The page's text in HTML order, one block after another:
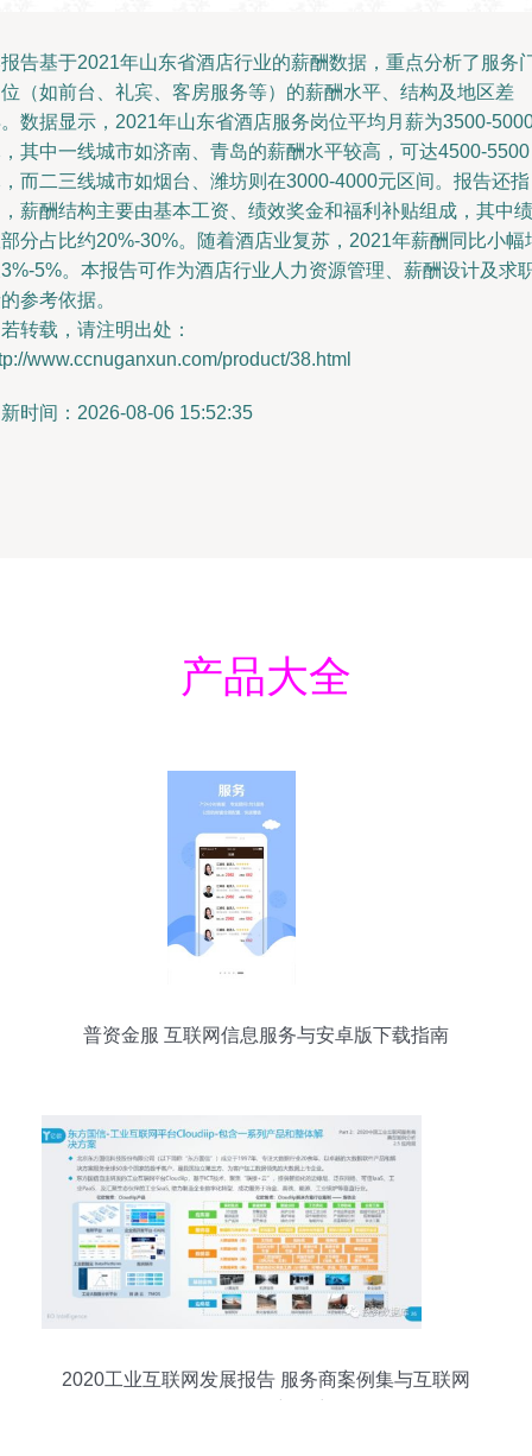
告基于2021年山东省酒店行业的薪酬数据，重点分析了服务
（如前台、礼宾、客房服务等）的薪酬水平、结构及地区差
数据显示，2021年山东省酒店服务岗位平均月薪为3500-
其中一线城市如济南、青岛的薪酬水平较高，可达4500-5500
而二三线城市如烟台、潍坊则在3000-4000元区间。报告还指
薪酬结构主要由基本工资、绩效奖金和福利补贴组成，其中绩
分占比约20%-30%。随着酒店业复苏，2021年薪酬同比小幅
5%。本报告可作为酒店行业人力资源管理、薪酬设计及求
参考依据。
转载，请注明出处：
www.ccnuganxun.com/product/38.html
时间：2026-08-06 15:52:35
产品大全
普资金服 互联网信息服务与安卓版下载指南
2020工业互联网发展报告 服务商案例集与互联网